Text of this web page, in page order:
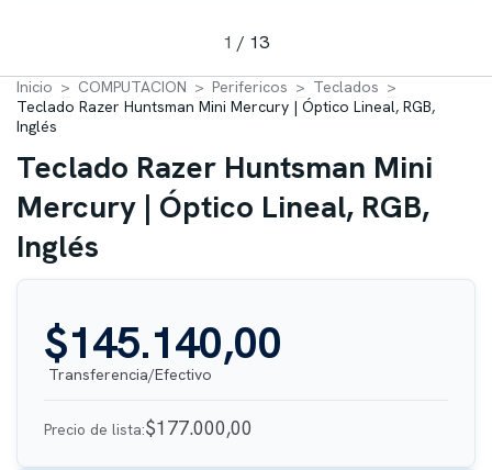
1 / 13
Inicio > COMPUTACION > Perifericos > Teclados >
Teclado Razer Huntsman Mini Mercury | Óptico Lineal, RGB,
Inglés
Teclado Razer Huntsman Mini
Mercury | Óptico Lineal, RGB,
Inglés
$145.140,00
Precio de lista:$177.000,00